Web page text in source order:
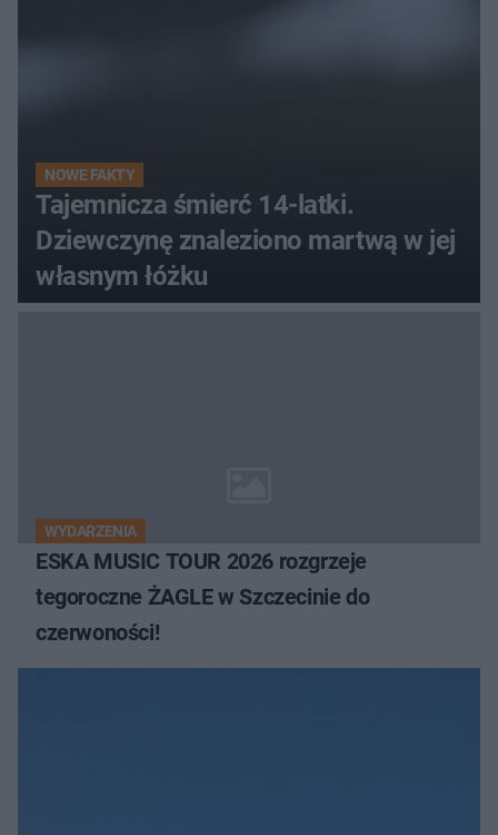
NOWE FAKTY
Tajemnicza śmierć 14-latki.
Dziewczynę znaleziono martwą w jej
własnym łóżku
WYDARZENIA
ESKA MUSIC TOUR 2026 rozgrzeje
tegoroczne ŻAGLE w Szczecinie do
czerwoności!